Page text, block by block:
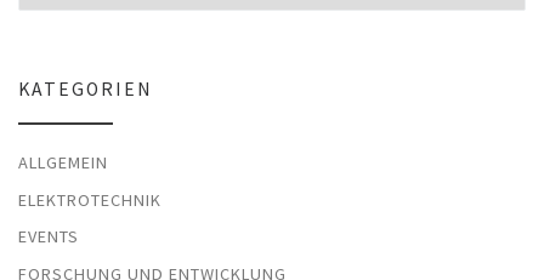
KATEGORIEN
ALLGEMEIN
ELEKTROTECHNIK
EVENTS
FORSCHUNG UND ENTWICKLUNG